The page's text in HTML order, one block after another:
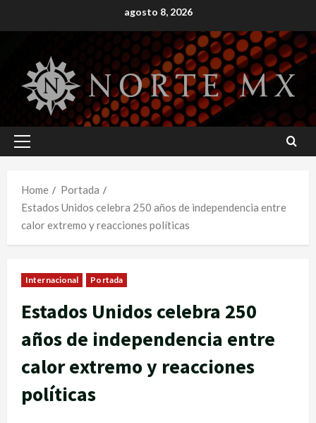
to
agosto 8, 2026
Primary
Home
Portada
Estados Unidos celebra 250 años de independencia entre
calor extremo y reacciones políticas
Internacional Portada
Estados Unidos celebra 250
años de independencia entre
calor extremo y reacciones
políticas